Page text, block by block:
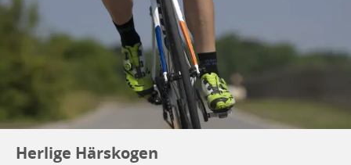
Herlige Härskogen